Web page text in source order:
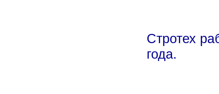
Стротех
года.